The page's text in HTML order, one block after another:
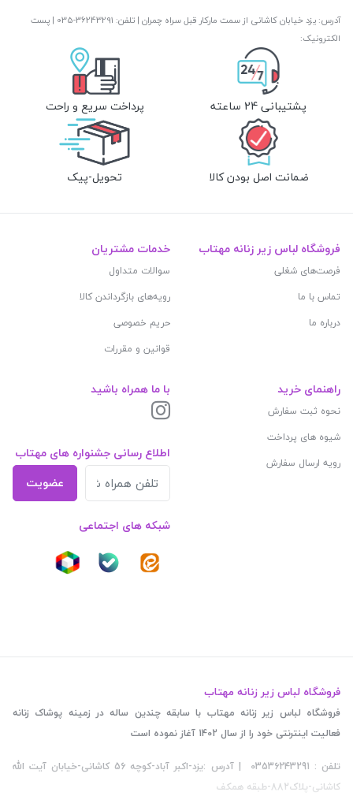
آدرس: یزد خیابان کاشانی از سمت مارکار قبل سراه چمران | تلفن: ‎035-36243291 | پست
الکترونیک:
پشتیبانی 24 ساعته پرداخت سریع و راحت
ضمانت اصل بودن کالا تحویل-پیک
فروشگاه لباس زیر زنانه مهتاب
فرصت‌های شغلی
تماس با ما
درباره ما
خدمات مشتریان
سوالات متداول
رویه‌های بازگرداندن کالا
حریم خصوصی
قوانین و مقررات
راهنمای خرید
نحوه ثبت سفارش
شیوه های پرداخت
رویه ارسال سفارش
با ما همراه باشید
اطلاع رسانی جشنواره های مهتاب
عضویت
شبکه های اجتماعی
فروشگاه لباس زیر زنانه مهتاب
فروشگاه لباس زیر زنانه مهتاب با سابقه چندین ساله در زمینه پوشاک زنانه
فعالیت اینترنتی خود را از سال 1402 آغاز نموده است
تلفن : 03536243291 | آدرس :یزد-اکبر آباد-کوچه 56 کاشانی-خیابان آیت الله
کاشانی-پلاک882-طبقه همکف